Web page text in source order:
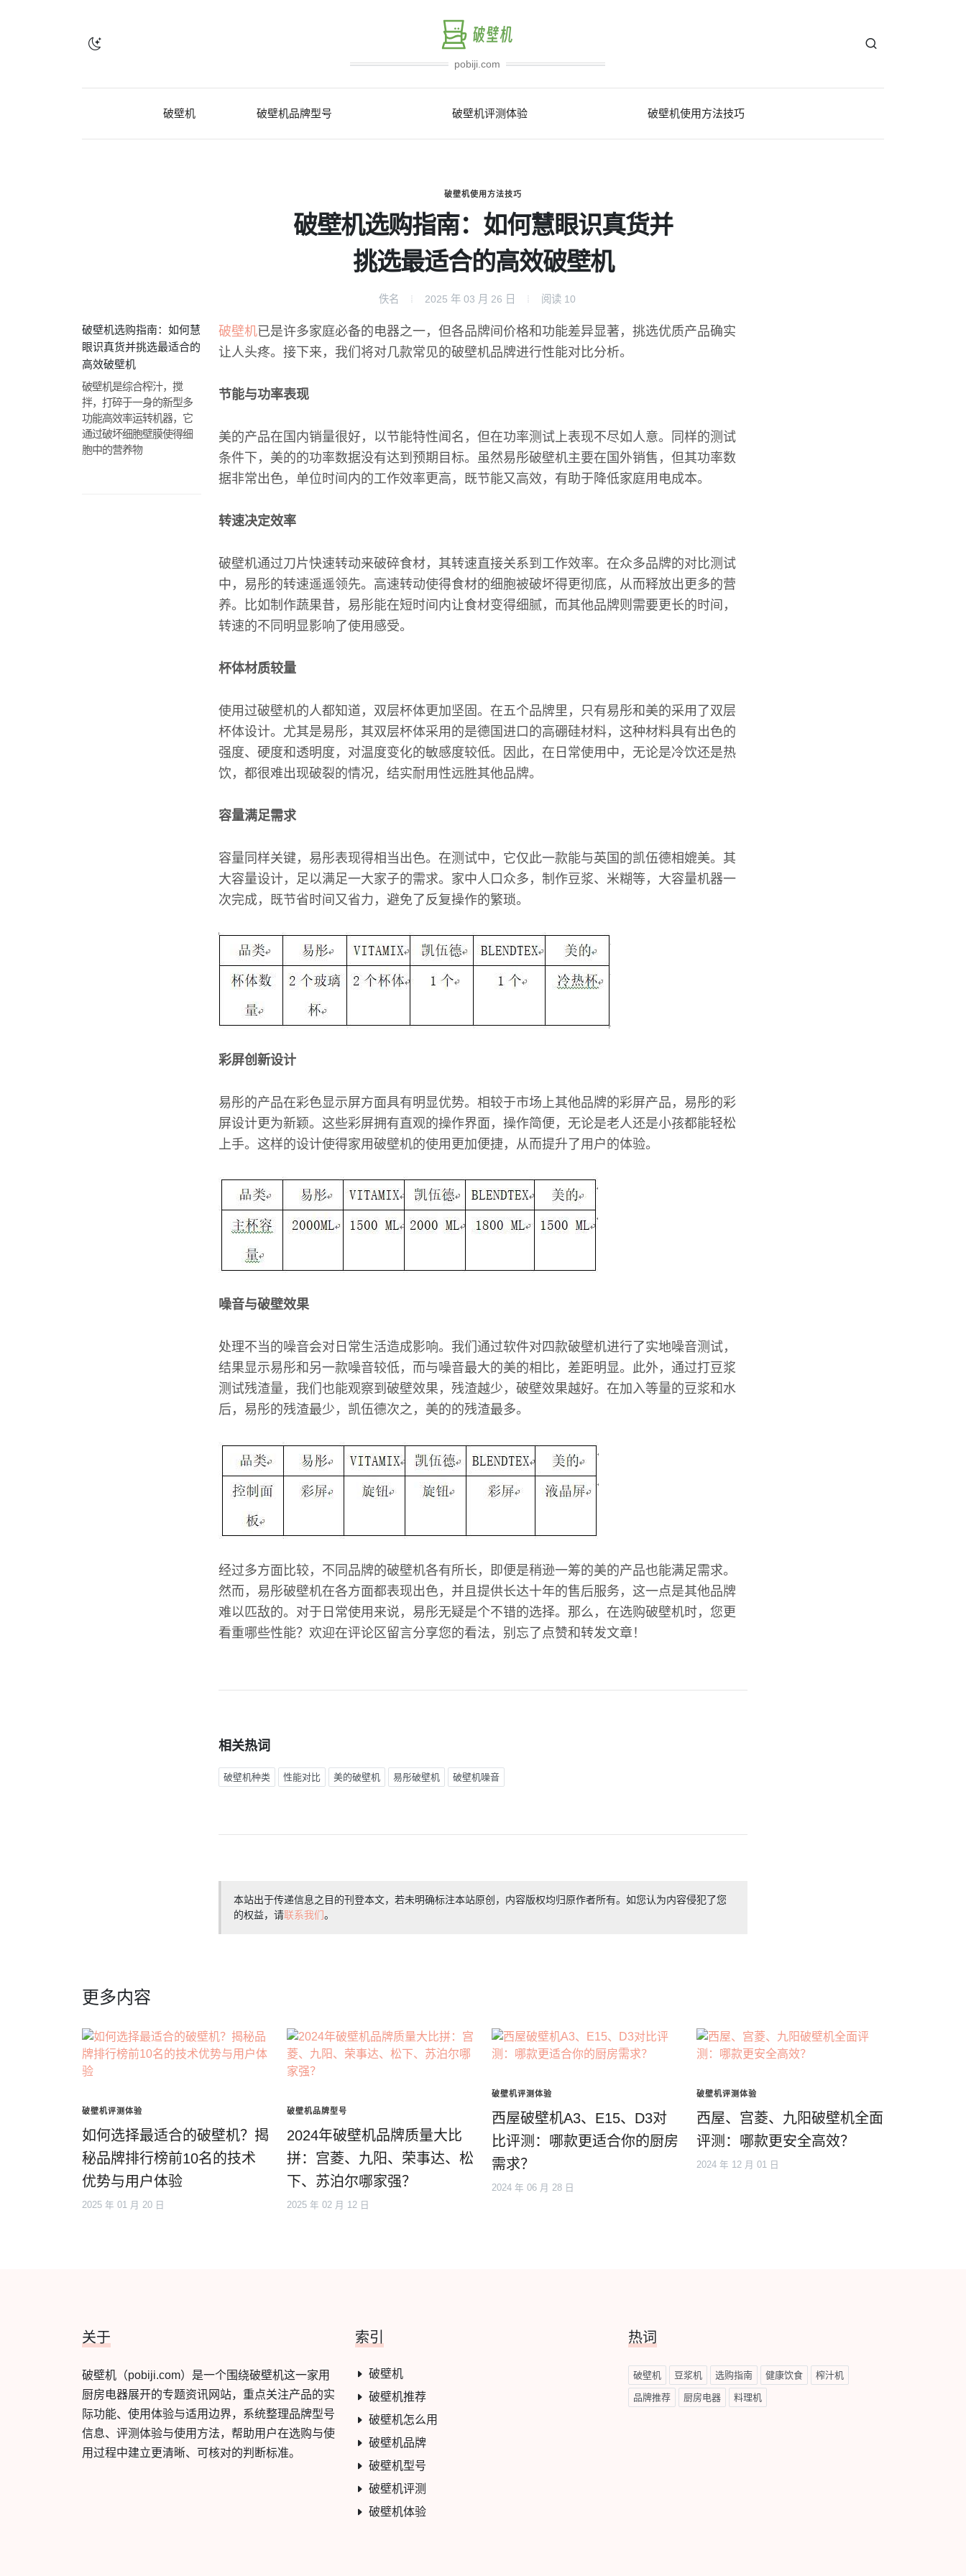
pobiji.com
破壁机 破壁机品牌型号 破壁机评测体验 破壁机使用方法技巧
破壁机使用方法技巧
破壁机选购指南：如何慧眼识真货并
挑选最适合的高效破壁机
佚名 2025 年 03 月 26 日 阅读 10
破壁机选购指南：如何慧
眼识真货并挑选最适合的
高效破壁机
破壁机是综合榨汁，搅
拌，打碎于一身的新型多
功能高效率运转机器，它
通过破坏细胞壁膜使得细
胞中的营养物
破壁机已是许多家庭必备的电器之一，但各品牌间价格和功能差异显著，挑选优质产品确实
让人头疼。接下来，我们将对几款常见的破壁机品牌进行性能对比分析。
节能与功率表现
美的产品在国内销量很好，以节能特性闻名，但在功率测试上表现不尽如人意。同样的测试
条件下，美的的功率数据没有达到预期目标。虽然易彤破壁机主要在国外销售，但其功率数
据非常出色，单位时间内的工作效率更高，既节能又高效，有助于降低家庭用电成本。
转速决定效率
破壁机通过刀片快速转动来破碎食材，其转速直接关系到工作效率。在众多品牌的对比测试
中，易彤的转速遥遥领先。高速转动使得食材的细胞被破坏得更彻底，从而释放出更多的营
养。比如制作蔬果昔，易彤能在短时间内让食材变得细腻，而其他品牌则需要更长的时间，
转速的不同明显影响了使用感受。
杯体材质较量
使用过破壁机的人都知道，双层杯体更加坚固。在五个品牌里，只有易彤和美的采用了双层
杯体设计。尤其是易彤，其双层杯体采用的是德国进口的高硼硅材料，这种材料具有出色的
强度、硬度和透明度，对温度变化的敏感度较低。因此，在日常使用中，无论是冷饮还是热
饮，都很难出现破裂的情况，结实耐用性远胜其他品牌。
容量满足需求
容量同样关键，易彤表现得相当出色。在测试中，它仅此一款能与英国的凯伍德相媲美。其
大容量设计，足以满足一大家子的需求。家中人口众多，制作豆浆、米糊等，大容量机器一
次完成，既节省时间又省力，避免了反复操作的繁琐。
彩屏创新设计
易彤的产品在彩色显示屏方面具有明显优势。相较于市场上其他品牌的彩屏产品，易彤的彩
屏设计更为新颖。这些彩屏拥有直观的操作界面，操作简便，无论是老人还是小孩都能轻松
上手。这样的设计使得家用破壁机的使用更加便捷，从而提升了用户的体验。
噪音与破壁效果
处理不当的噪音会对日常生活造成影响。我们通过软件对四款破壁机进行了实地噪音测试，
结果显示易彤和另一款噪音较低，而与噪音最大的美的相比，差距明显。此外，通过打豆浆
测试残渣量，我们也能观察到破壁效果，残渣越少，破壁效果越好。在加入等量的豆浆和水
后，易彤的残渣最少，凯伍德次之，美的的残渣最多。
经过多方面比较，不同品牌的破壁机各有所长，即便是稍逊一筹的美的产品也能满足需求。
然而，易彤破壁机在各方面都表现出色，并且提供长达十年的售后服务，这一点是其他品牌
难以匹敌的。对于日常使用来说，易彤无疑是个不错的选择。那么，在选购破壁机时，您更
看重哪些性能？欢迎在评论区留言分享您的看法，别忘了点赞和转发文章！
相关热词
破壁机种类 性能对比 美的破壁机 易彤破壁机 破壁机噪音
本站出于传递信息之目的刊登本文，若未明确标注本站原创，内容版权均归原作者所有。如您认为内容侵犯了您
的权益，请联系我们。
更多内容
破壁机评测体验
如何选择最适合的破壁机？揭
秘品牌排行榜前10名的技术
优势与用户体验
2025 年 01 月 20 日
破壁机品牌型号
2024年破壁机品牌质量大比
拼：宫菱、九阳、荣事达、松
下、苏泊尔哪家强？
2025 年 02 月 12 日
破壁机评测体验
西屋破壁机A3、E15、D3对
比评测：哪款更适合你的厨房
需求？
2024 年 06 月 28 日
破壁机评测体验
西屋、宫菱、九阳破壁机全面
评测：哪款更安全高效？
2024 年 12 月 01 日
关于
破壁机（pobiji.com）是一个围绕破壁机这一家用
厨房电器展开的专题资讯网站，重点关注产品的实
际功能、使用体验与适用边界，系统整理品牌型号
信息、评测体验与使用方法，帮助用户在选购与使
用过程中建立更清晰、可核对的判断标准。
索引
破壁机
破壁机推荐
破壁机怎么用
破壁机品牌
破壁机型号
破壁机评测
破壁机体验
热词
破壁机 豆浆机 选购指南 健康饮食 榨汁机
品牌推荐 厨房电器 料理机